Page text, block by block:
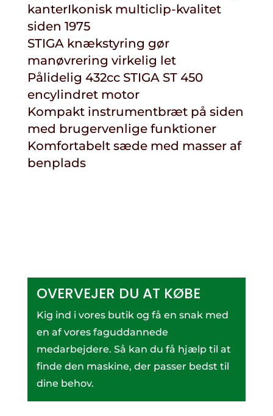
kanterIkonisk multiclip-kvalitet
siden 1975
STIGA knækstyring gør
manøvrering virkelig let
Pålidelig 432cc STIGA ST 450
encylindret motor
Kompakt instrumentbræt på siden
med brugervenlige funktioner
Komfortabelt sæde med masser af
benplads
OVERVEJER DU AT KØBE
Kig ind i vores butik og få en snak med
en af vores faguddannede
medarbejdere. Så kan du få hjælp til at
finde den maskine, der passer bedst til
dine behov.